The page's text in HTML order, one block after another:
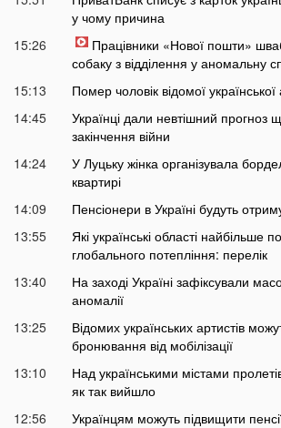
у чому причина
15:26
Працівники «Нової пошти»
собаку з відділення у аномальну
15:13
Помер чоловік відомої української
14:45
Українці дали невтішний прогноз
закінчення війни
14:24
У Луцьку жінка організувала
квартирі
14:09
Пенсіонери в Україні будуть
13:55
Які українські області найбільше
глобального потепління: перелік
13:40
На заході Україні зафіксували
аномалії
13:25
Відомих українських артистів
бронювання від мобілізації
13:10
Над українськими містами
як так вийшло
12:56
Українцям можуть підвищити